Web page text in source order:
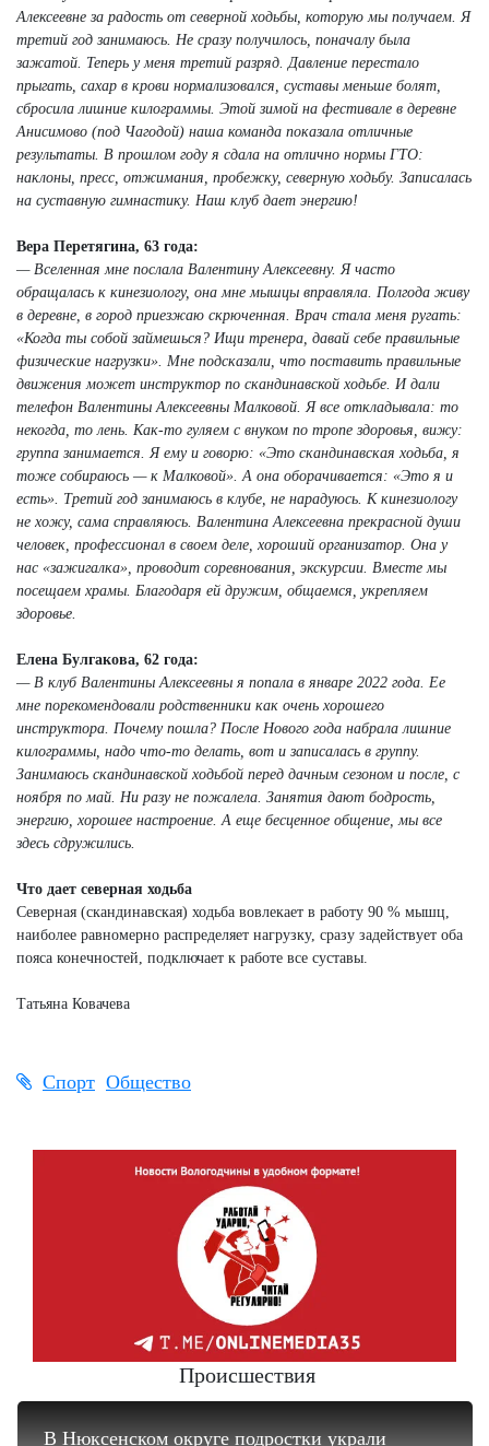
Алексеевне за радость от северной ходьбы, которую мы получаем. Я
третий год занимаюсь. Не сразу получилось, поначалу была
зажатой. Теперь у меня третий разряд. Давление перестало
прыгать, сахар в крови нормализовался, суставы меньше болят,
сбросила лишние килограммы. Этой зимой на фестивале в деревне
Анисимово (под Чагодой) наша команда показала отличные
результаты. В прошлом году я сдала на отлично нормы ГТО:
наклоны, пресс, отжимания, пробежку, северную ходьбу. Записалась
на суставную гимнастику. Наш клуб дает энергию!
Вера Перетягина, 63 года:
— Вселенная мне послала Валентину Алексеевну. Я часто
обращалась к кинезиологу, она мне мышцы вправляла. Полгода живу
в деревне, в город приезжаю скрюченная. Врач стала меня ругать:
«Когда ты собой займешься? Ищи тренера, давай себе правильные
физические нагрузки». Мне подсказали, что поставить правильные
движения может инструктор по скандинавской ходьбе. И дали
телефон Валентины Алексеевны Малковой. Я все откладывала: то
некогда, то лень. Как-то гуляем с внуком по тропе здоровья, вижу:
группа занимается. Я ему и говорю: «Это скандинавская ходьба, я
тоже собираюсь — к Малковой». А она оборачивается: «Это я и
есть». Третий год занимаюсь в клубе, не нарадуюсь. К кинезиологу
не хожу, сама справляюсь. Валентина Алексеевна прекрасной души
человек, профессионал в своем деле, хороший организатор. Она у
нас «зажигалка», проводит соревнования, экскурсии. Вместе мы
посещаем храмы. Благодаря ей дружим, общаемся, укрепляем
здоровье.
Елена Булгакова, 62 года:
— В клуб Валентины Алексеевны я попала в январе 2022 года. Ее
мне порекомендовали родственники как очень хорошего
инструктора. Почему пошла? После Нового года набрала лишние
килограммы, надо что-то делать, вот и записалась в группу.
Занимаюсь скандинавской ходьбой перед дачным сезоном и после, с
ноября по май. Ни разу не пожалела. Занятия дают бодрость,
энергию, хорошее настроение. А еще бесценное общение, мы все
здесь сдружились.
Что дает северная ходьба
Северная (скандинавская) ходьба вовлекает в работу 90 % мышц,
наиболее равномерно распределяет нагрузку, сразу задействует оба
пояса конечностей, подключает к работе все суставы.
Татьяна Ковачева
Спорт Общество
Происшествия
В Нюксенском округе подростки украли